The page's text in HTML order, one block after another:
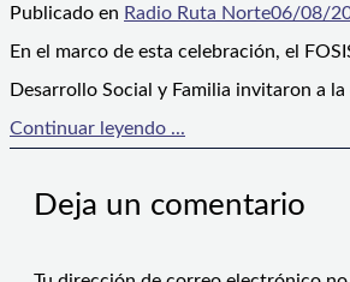
Publicado en Radio Ruta Norte06/08/
En el marco de esta celebración, el
Desarrollo Social y Familia invitaron a
Continuar leyendo ...
Deja un comentario